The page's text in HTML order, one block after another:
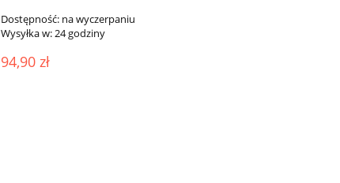
Dostępność: na wyczerpaniu
Wysyłka w:24 godziny
94,90 zł